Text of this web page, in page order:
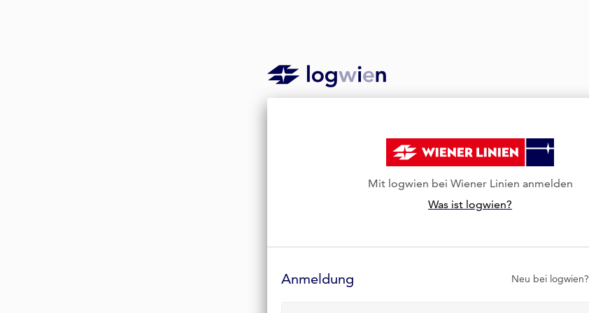
Mit logwien bei Wiener Linien anmelden
Was ist logwien?
Formular
Anmeldung Neu bei logwien?